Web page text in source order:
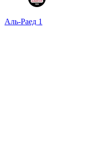
Аль-Раед 1